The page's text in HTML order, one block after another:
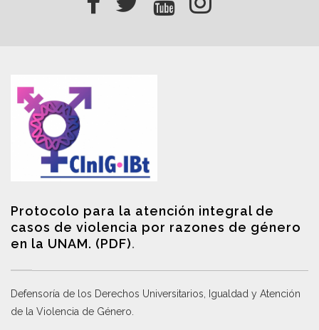
Protocolo para la atención integral de
casos de violencia por razones de género
en la UNAM. (PDF).
Defensoría de los Derechos Universitarios, Igualdad y Atención
de la Violencia de Género